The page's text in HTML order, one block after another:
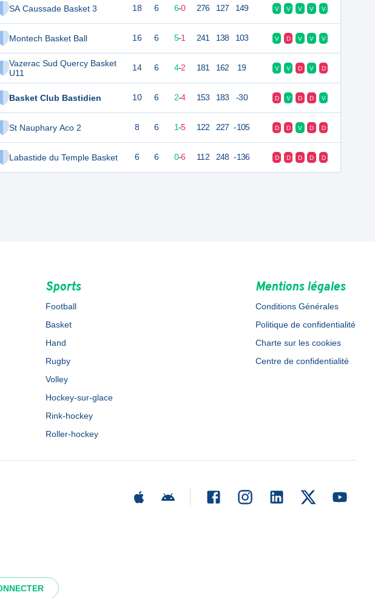
SA Caussade Basket 3
Montech Basket Ball
Vazerac Sud Quercy Basket
U11
Basket Club Bastidien
St Nauphary Aco 2
Labastide du Temple Basket
18 6 6-0 276 127 149 V V V V V
16 6 5-1 241 138 103 V D V V V
14 6 4-2 181 162 19 V V D V D
10 6 2-4 153 183 -30 D V D D V
8 6 1-5 122 227 -105 D D V D D
6 6 0-6 112 248 -136 D D D D D
Sports
Football
Basket
Hand
Rugby
Volley
Hockey-sur-glace
Rink-hockey
Roller-hockey
Mentions légales
Conditions Générales
Politique de confidentialité
Charte sur les cookies
Centre de confidentialité